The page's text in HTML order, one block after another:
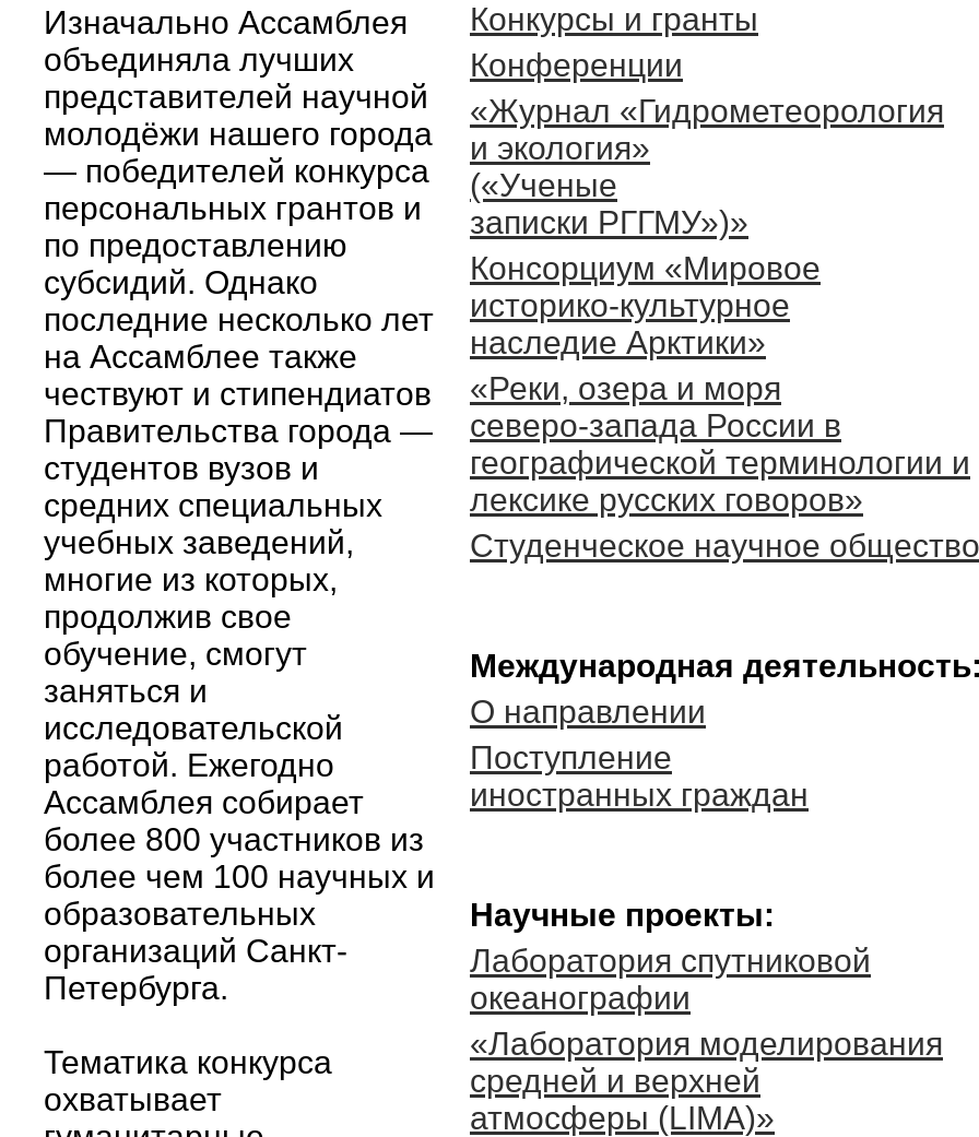
Изначально Ассамблея
объединяла лучших
представителей научной
молодёжи нашего города
— победителей конкурса
персональных грантов и
по предоставлению
субсидий. Однако
последние несколько лет
на Ассамблее также
чествуют и стипендиатов
Правительства города —
студентов вузов и
средних специальных
учебных заведений,
многие из которых,
продолжив свое
обучение, смогут
заняться и
исследовательской
работой. Ежегодно
Ассамблея собирает
более 800 участников из
более чем 100 научных и
образовательных
организаций Санкт-
Петербурга.
Тематика конкурса
охватывает
Конкурсы и гранты
Конференции
«Журнал «Гидрометеорология
и экология»
(«Ученые
записки РГГМУ»)»
Консорциум «Мировое
историко-культурное
наследие Арктики»
«Реки, озера и моря
северо-запада России в
географической терминологии и
лексике русских говоров»
Студенческое научное общество
Международная
О направлении
Поступление
иностранных граждан
Научные проекты:
Лаборатория спутниковой
океанографии
«Лаборатория моделирования
средней и верхней
атмосферы (LIMA)»